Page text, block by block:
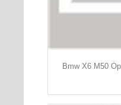
Bmw X6 M50